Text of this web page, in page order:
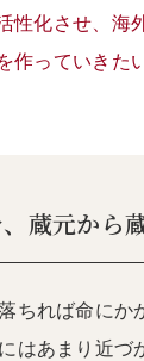
性化させ、海
作っていきた
蔵元から
ちれば命にか
はあまり近づ